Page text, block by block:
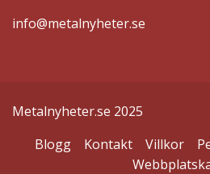
info@metalnyheter.se
Metalnyheter.se 2025
Blogg
Kontakt Villkor